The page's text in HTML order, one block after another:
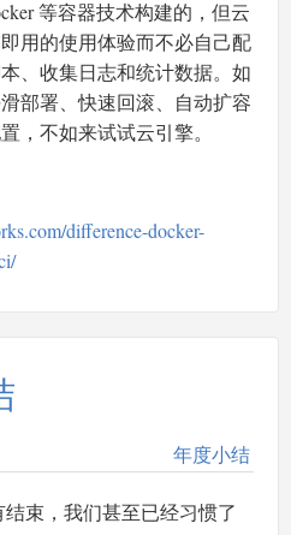
等容器技术构建的，但云
用的使用体验而不必自己配
、收集日志和统计数据。如
部署、快速回滚、自动扩容
，不如来试试云引擎。
difference-docker-
年度小结
束，我们甚至已经习惯了